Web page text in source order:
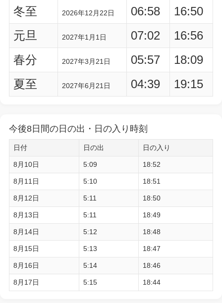
冬至
2026年12月22日 06:58
16:50
元旦
2027年1月1日 07:02
16:56
春分
2027年3月21日 05:57
18:09
夏至
2027年6月21日 04:39 19:15
今後8日間の日の出・日の入り時刻
日付 日の出 日の入り
8月10日 5:09 18:52
8月11日 5:10 18:51
8月12日 5:11 18:50
8月13日 5:11 18:49
8月14日 5:12 18:48
8月15日 5:13 18:47
8月16日 5:14 18:46
8月17日 5:15 18:44